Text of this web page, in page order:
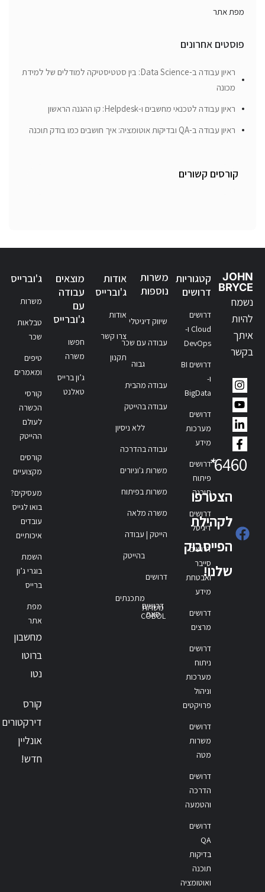
מפת אתר
פוסטים אחרונים
ראיון עבודה ב-Data Science: בין סטטיסטיקה למודלים של למידת
מכונה
ראיון עבודה לטכנאי מחשבים ו-Helpdesk: קו ההגנה הראשון
ראיון עבודה ב-QA ובדיקות אוטומציה: איך חושבים כמו בודק תוכנה
קורסים קשורים
JOHN
BRYCE
נשמח
להיות
איתך
בקשר
6460
*
הצטרפו
לקהילת
הפייסבוק
שלנו!
קטגוריות
דרושים
דרושים
Cloud ו-
DevOps
דרושים BI
ו-
BigData
דרושים
מערכות
מידע
דרושים
פיתוח
תוכנה
דרושים
דיגיטל
דרושים
סייבר
ואבטחת
מידע
דרושים
מרצים
דרושים
ניתוח
מערכות
וניהול
פרויקטים
דרושים
משרות
מטה
דרושים
הדרכה
והטמעה
דרושים
QA
בדיקות
תוכנה
ואוטומציה
משרות
נוספות
שיווק דיגיטלי
עבודה עם שכר
גבוה
עבודה מהבית
עבודה בהייטק
ללא ניסיון
עבודה בהדרכה
משרות ג'וניורים
משרות בפיתוח
משרה מלאה
הייטק | עבודה
בהייטק
דרושים
מתכנתים
דרושים
סאפ
משרות
COBOL
אודות
ג'וברייס
אודות
צרו קשר
תקנון
מוצאים
עבודה
עם
ג'וברייס
חפשו
משרה
ג’ון ברייס
טאלנט
ג'וברייס
משרות
טבלאות
שכר
טיפים
ומאמרים
קורסי
הכשרה
לעולם
ההייטק
קורסים
מקצועיים
מעסיקים?
בואו לגייס
עובדים
איכותיים
השמת
בוגרי ג’ון
ברייס
מפת
אתר
מחשבון
ברוטו
נטו
קורס
דירקטורים
אונליין
חדש!